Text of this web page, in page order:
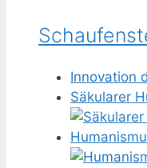
Innovation
Säkularer